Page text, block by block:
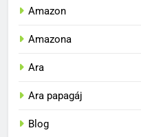
Amazon
Amazona
Ara
Ara papagáj
Blog